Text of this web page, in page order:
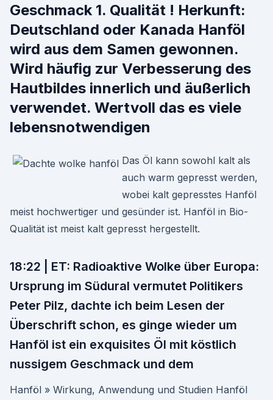
Geschmack 1. Qualität ! Herkunft:
Deutschland oder Kanada Hanföl
wird aus dem Samen gewonnen.
Wird häufig zur Verbesserung des
Hautbildes innerlich und äußerlich
verwendet. Wertvoll das es viele
lebensnotwendigen
Das Öl kann sowohl kalt als
auch warm gepresst werden,
wobei kalt gepresstes Hanföl
meist hochwertiger und gesünder ist. Hanföl in Bio-
Qualität ist meist kalt gepresst hergestellt.
18:22 | ET: Radioaktive Wolke über Europa:
Ursprung im Südural vermutet Politikers
Peter Pilz, dachte ich beim Lesen der
Überschrift schon, es ginge wieder um
Hanföl ist ein exquisites Öl mit köstlich
nussigem Geschmack und dem
Hanföl » Wirkung, Anwendung und Studien Hanföl